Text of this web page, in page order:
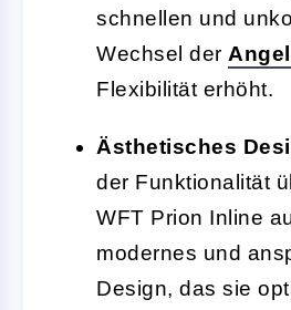
schnellen und
Wechsel der
Flexibilität erhöht.
Ästhetisches
der Funktionalität
WFT Prion Inline
modernes und
Design, das sie